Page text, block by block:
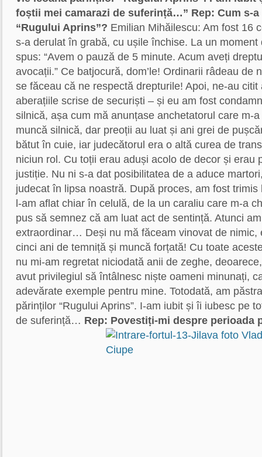
foștii mei camarazi de suferință…” Rep: Cum s-
“Rugului Aprins”? Emilian Mihăilescu: Am fost 16
s-a derulat în grabă, cu ușile închise. La un moment
spus: “Avem o pauză de 5 minute. Acum aveți
avocații.” Ce batjocură, dom’le! Ordinarii râdeau de
se făceau că ne respectă drepturile! Apoi, ne-au citit
aberațiile scrise de securiști – și eu am fost
silnică, așa cum mă anunțase anchetatorul care m-
muncă silnică, dar preoții au luat și ani grei de
bătut în cuie, iar judecătorul era o altă curea de
niciun rol. Cu toții erau aduși acolo de decor și erau
justiție. Nu ni s-a dat posibilitatea de a aduce
judecat în lipsa noastră. După proces, am fost
l-am aflat chiar în celulă, de la un caraliu care m-a
pus să semnez că am luat act de sentință. Atunci
extraordinar… Deși nu mă făceam vinovat de nimic,
cinci ani de temniță și muncă forțată! Cu toate
nu mi-am regretat niciodată anii de zeghe,
avut privilegiul să întâlnesc niște oameni minunați,
adevărate exemple pentru mine. Totodată, am
părinților “Rugului Aprins”. I-am iubit și îi iubesc pe
de suferință… Rep: Povestiți-mi despre perioada